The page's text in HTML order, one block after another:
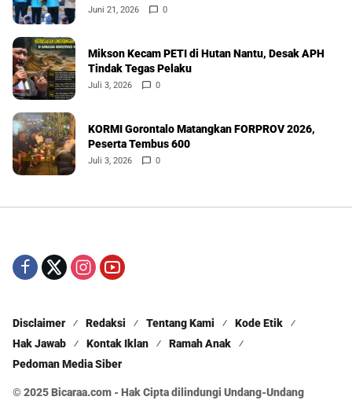
Juni 21, 2026 0
Mikson Kecam PETI di Hutan Nantu, Desak APH
Tindak Tegas Pelaku
Juli 3, 2026 0
KORMI Gorontalo Matangkan FORPROV 2026,
Peserta Tembus 600
Juli 3, 2026 0
Disclaimer Redaksi Tentang Kami
Kode Etik
Hak Jawab
Kontak Iklan
Ramah Anak
Pedoman Media Siber
© 2025 Bicaraa.com - Hak Cipta dilindungi Undang-Undang